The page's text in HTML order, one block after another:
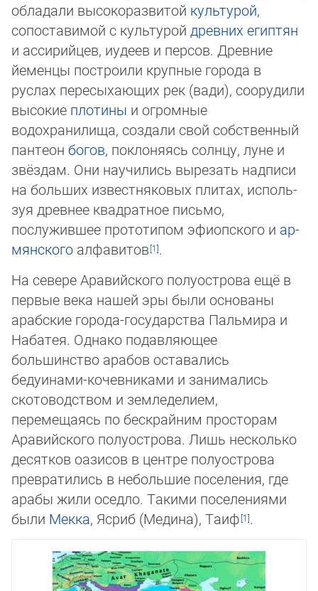
обладали высокоразвитой культурой,
сопоставимой с культурой древних египтян
и ассирийцев, иудеев и персов. Древние
йеменцы построили крупные города в
руслах пересыхающих рек (вади), соорудили
высокие плотины и огромные
водохранилища, создали свой собственный
пантеон богов, поклоняясь солнцу, луне и
звёздам. Они научились вырезать надписи
на больших известняковых плитах, ис­поль­
зуя древнее квадратное письмо,
послужившее прототипом эфиопского и ар­
мян­ско­го алфавитов
.
На севере Аравийского полуострова ещё в
первые века нашей эры были основаны
араб­ские города-государства Пальмира и
Набатея. Однако подавляющее
большинство ара­бов оставались
бедуинами-кочевниками и занимались
скотоводством и зем­ле­де­ли­ем,
перемещаясь по бескрайним прос­то­рам
Аравийского полуострова. Лишь несколько
десятков оазисов в цен­тре по­лу­ос­трова
превратились в небольшие поселения, где
арабы жили оседло. Такими по­се­ле­ни­ями
были Мекка, Ясриб (Медина), Та­иф .